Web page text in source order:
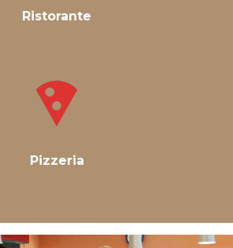
Ristorante
Pizzeria